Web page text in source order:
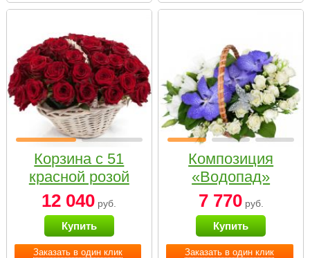
Заказать в один клик
Корзина с 51
красной розой
12 040 руб.
Купить
Заказать в один клик
Композиция
«Водопад»
7 770руб.
Купить